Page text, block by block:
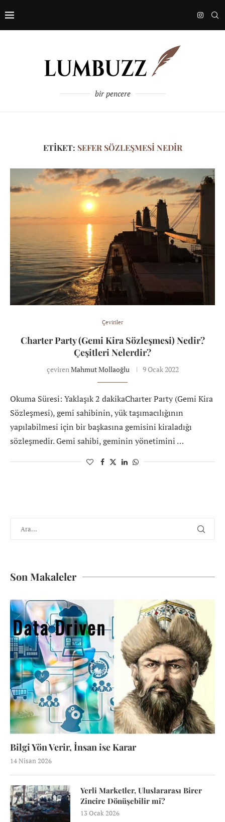
bir pencere
ETIKET: SEFER SÖZLEŞMESI NEDIR
Çeviriler
Charter Party (Gemi Kira Sözleşmesi) Nedir?
Çeşitleri Nelerdir?
çevirenMahmut Mollaoğlu 9 Ocak 2022
Okuma Süresi: Yaklaşık 2 dakikaCharter Party (Gemi Kira
Sözleşmesi), gemi sahibinin, yük taşımacılığının
yapılabilmesi için bir başkasına gemisini kiraladığı
sözleşmedir. Gemi sahibi, geminin yönetimini …
Son Makaleler
Bilgi Yön Verir, İnsan ise Karar
14 Nisan 2026
Yerli Marketler, Uluslararası Birer
Zincire Dönüşebilir mi?
13 Ocak 2026